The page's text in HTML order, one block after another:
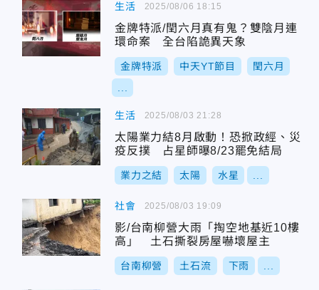
生活
金牌特派/閏六月真有鬼？雙陰月連
環命案 全台陷詭異天象
金牌特派 中天YT節目 閏六月
2025/08/06 18:15
生活
太陽業力結8月啟動！恐掀政經、災
疫反撲 占星師曝8/23罷免結局
業力之結 太陽 水星
2025/08/03 21:28
社會
影/台南柳營大雨「掏空地基近10樓
高」 土石撕裂房屋嚇壞屋主
台南柳營 土石流 下雨
2025/08/03 19:09